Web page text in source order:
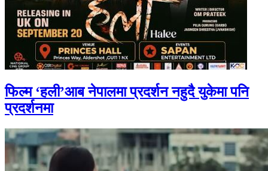
फिल्म ‘हली’आब नेपालमा प्रदर्शन नहुदै युकेमा पनि
प्रदर्शनमा